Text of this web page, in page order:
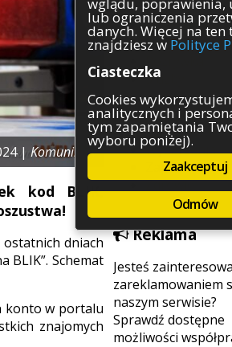
Pozostałe
Psychologia
Rolnictwo
Służby
Sport
Środowisko
Szkolnictwo
Wydarzenia
Zapowiedzi
Zdrowie
Reklama
Jesteś
zareklamowaniem
naszym serwisie?
Sprawdź dostępne
możliwości
|Komunikaty
kod BLIK,
dniach
BLIK”. Schemat
konto w portalu
znajomych
lub ograniczenia
danych. Więcej na ten
znajdziesz w Polityce
Ciasteczka
Cookies
analitycznych i
tym zapamiętania
wyboru poniżej).
Zaakceptuj
Odmów